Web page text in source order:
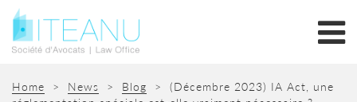
Home > News > Blog > (Décembre 2023) IA Act, une